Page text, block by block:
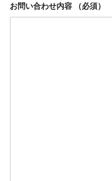
お問い合わせ内容 （必須）